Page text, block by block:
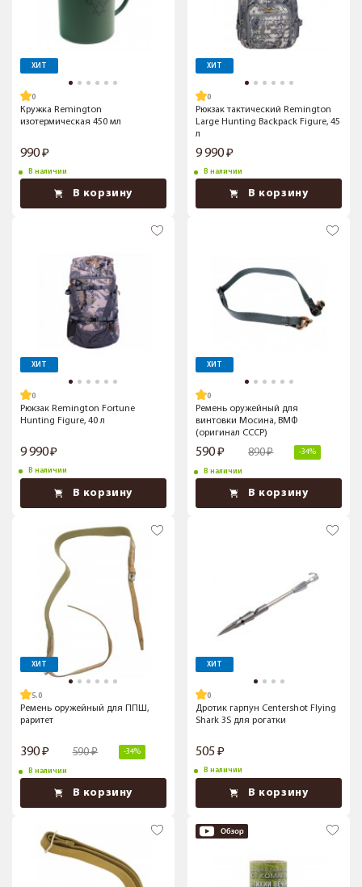
ХИТ
Кружка Remington
изотермическая 450 мл
990
В наличии
В корзину
ХИТ
Рюкзак тактический Remington
Large Hunting Backpack Figure, 45
л
9 990
В наличии
В корзину
ХИТ
Рюкзак Remington Fortune
Hunting Figure, 40 л
9 990
В наличии
В корзину
ХИТ
Ремень оружейный для
винтовки Мосина, ВМФ
(оригинал СССР)
590 890 -34%
В наличии
В корзину
ХИТ
5.0
Ремень оружейный для ППШ,
раритет
390 590 -34%
В наличии
В корзину
ХИТ
Дротик гарпун Centershot Flying
Shark 3S для рогатки
505
В наличии
В корзину